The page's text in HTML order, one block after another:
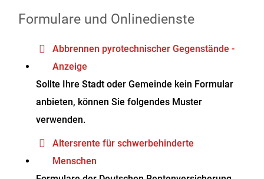
Formulare und Onlinedienste
Abbrennen pyrotechnischer Gegenstände -
Anzeige
Sollte Ihre Stadt oder Gemeinde kein Formular
anbieten, können Sie folgendes Muster
verwenden.
Altersrente für schwerbehinderte
Menschen